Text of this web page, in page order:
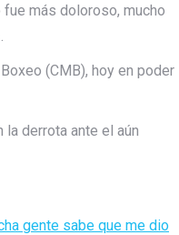
más doloroso, mucho
(CMB), hoy en poder
derrota ante el aún
gente sabe que me dio